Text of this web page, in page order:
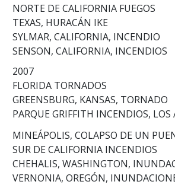
NORTE DE CALIFORNIA FUEGOS
TEXAS, HURACÁN IKE
SYLMAR, CALIFORNIA, INCENDIO
SENSON, CALIFORNIA, INCENDIOS
2007
FLORIDA TORNADOS
GREENSBURG, KANSAS, TORNADO
PARQUE GRIFFITH INCENDIOS, LOS
MINEÁPOLIS, COLAPSO DE UN
SUR DE CALIFORNIA INCENDIOS
CHEHALIS, WASHINGTON,
VERNONIA, OREGÓN,